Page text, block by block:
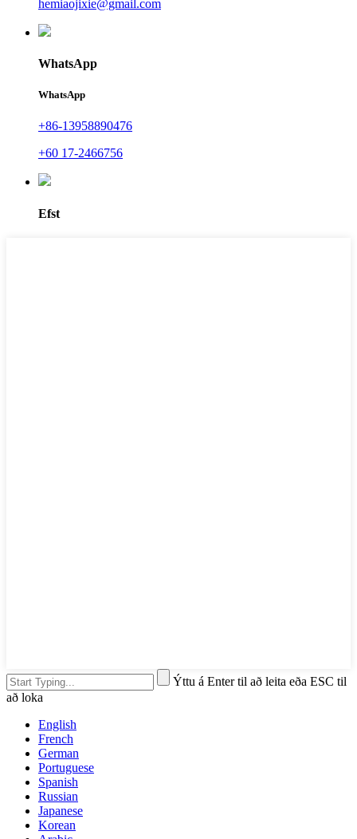
hemiaojixie@gmail.com
WhatsApp
WhatsApp
+86-13958890476
+60 17-2466756
Efst
Ýttu á Enter til að leita eða ESC til
að loka
English
French
German
Portuguese
Spanish
Russian
Japanese
Korean